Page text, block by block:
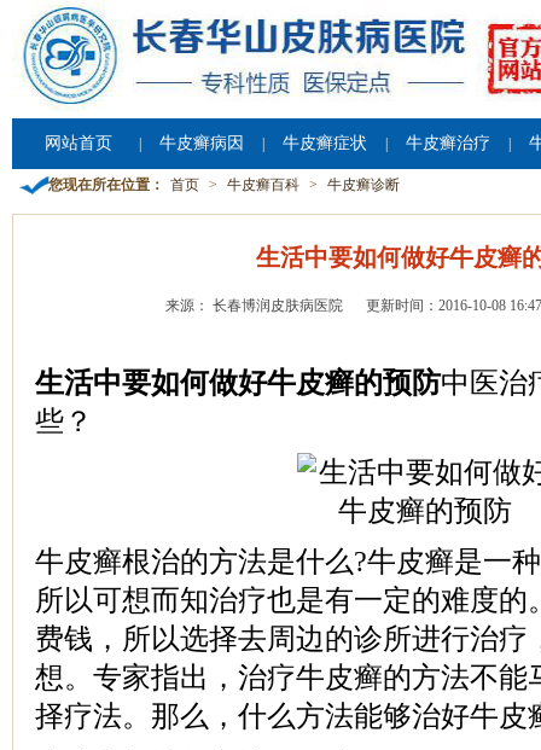
网站首页 牛皮癣病因 牛皮癣症状 牛皮癣治疗
您现在所在位置： 首页 > 牛皮癣百科 > 牛皮癣诊断
生活中要如何做好牛皮癣
来源： 长春博润皮肤病医院 更新时间：2016-10-08
生活中要如何做好牛皮癣的预防中医治
些？
牛皮癣根治的方法是什么?牛皮癣是一
所以可想而知治疗也是有一定的难度的
费钱，所以选择去周边的诊所进行治疗
想。专家指出，治疗牛皮癣的方法不能
择疗法。那么，什么方法能够治好牛皮